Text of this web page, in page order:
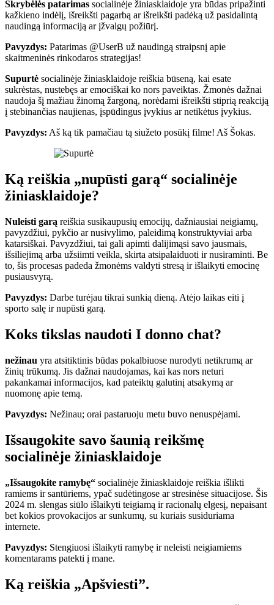
Skrybėlės patarimas socialinėje žiniasklaidoje yra būdas pripažinti
kažkieno indėlį, išreikšti pagarbą ar išreikšti padėką už pasidalintą
naudingą informaciją ar įžvalgų požiūrį.
Pavyzdys: Patarimas @UserB už naudingą straipsnį apie
skaitmeninės rinkodaros strategijas!
Supurtė socialinėje žiniasklaidoje reiškia būseną, kai esate
sukrėstas, nustebęs ar emociškai ko nors paveiktas. Žmonės dažnai
naudoja šį mažiau žinomą žargoną, norėdami išreikšti stiprią reakciją
į stebinančias naujienas, įspūdingus įvykius ar netikėtus įvykius.
Pavyzdys: Aš ką tik pamačiau tą siužeto posūkį filme! Aš Šokas.
Ką reiškia „nupūsti garą“ socialinėje
žiniasklaidoje?
Nuleisti garą reiškia susikaupusių emocijų, dažniausiai neigiamų,
pavyzdžiui, pykčio ar nusivylimo, paleidimą konstruktyviai arba
katarsiškai. Pavyzdžiui, tai gali apimti dalijimąsi savo jausmais,
išsiliejimą arba užsiimti veikla, skirta atsipalaiduoti ir nusiraminti. Be
to, šis procesas padeda žmonėms valdyti stresą ir išlaikyti emocinę
pusiausvyrą.
Pavyzdys: Darbe turėjau tikrai sunkią dieną. Atėjo laikas eiti į
sporto salę ir nupūsti garą.
Koks tikslas naudoti I donno chat?
nežinau yra atsitiktinis būdas pokalbiuose nurodyti netikrumą ar
žinių trūkumą. Jis dažnai naudojamas, kai kas nors neturi
pakankamai informacijos, kad pateiktų galutinį atsakymą ar
nuomonę apie temą.
Pavyzdys: Nežinau; orai pastaruoju metu buvo nenuspėjami.
Išsaugokite savo šaunią reikšmę
socialinėje žiniasklaidoje
„Išsaugokite ramybę“ socialinėje žiniasklaidoje reiškia išlikti
ramiems ir santūriems, ypač sudėtingose ​​ar stresinėse situacijose. Šis
2024 m. slengas siūlo išlaikyti teigiamą ir racionalų elgesį, nepaisant
bet kokios provokacijos ar sunkumų, su kuriais susiduriama
internete.
Pavyzdys: Stengiuosi išlaikyti ramybę ir neleisti neigiamiems
komentarams patekti į mane.
Ką reiškia „Apšviesti”.